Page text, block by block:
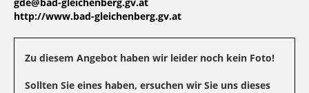
gde@bad-gleichenberg.gv.at
http://www.bad-gleichenberg.gv.at
Zu diesem Angebot haben wir leider noch kein Foto!
Sollten Sie eines haben, ersuchen wir Sie uns dieses